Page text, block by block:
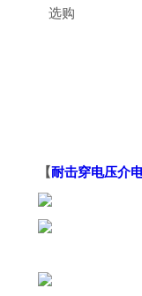
选购
【耐击穿电压介